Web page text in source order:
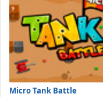
Micro Tank Battle